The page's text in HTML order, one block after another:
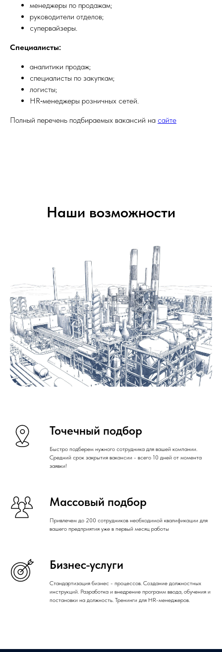
менеджеры по продажам;
руководители отделов;
супервайзеры.
Специалисты:
аналитики продаж;
специалисты по закупкам;
логисты;
HR‑менеджеры розничных сетей.
Полный перечень подбираемых вакансий на сайте
Наши возможности
Точечный подбор
Быстро подберем нужного сотрудника для вашей компании.
Средний срок закрытия вакансии - всего 10 дней от момента
заявки!
Массовый подбор
Привлечем до 200 сотрудников необходимой квалификации для
вашего предприятия уже в первый месяц работы
Бизнес-услуги
Стандартизация бизнес - процессов. Создание должностных
инструкций. Разработка и внедрение программ ввода, обучения и
постановки на должность. Тренинги для HR-менеджеров.